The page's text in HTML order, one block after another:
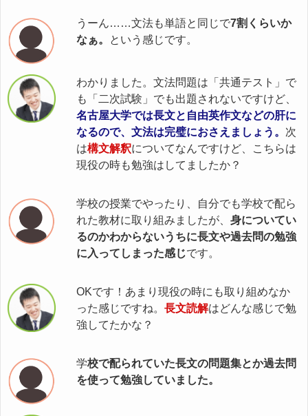
うーん……文法も単語と同じで7割くらいか
なぁ。
という感じです。
わかりました。文法問題は「共通テスト」で
も「二次試験」でも出題されないですけど、
名古屋大学では長文と自由英作文などの肝に
なるので、文法は完璧におさえましょう。 次
は構文解釈についてなんですけど、こちらは
現役の時も勉強はしてましたか？
学校の授業でやったり、自分でも学校で配ら
れた教材に取り組みましたが、 身についてい
るのかわからないうちに長文や過去問の勉強
に入ってしまった感じです。
OKです！あまり現役の時にも取り組めなか
った感じですね。 長文読解はどんな感じで勉
強してたかな？
学校で配られていた長文の問題集とか過去問
を使って勉強していました。